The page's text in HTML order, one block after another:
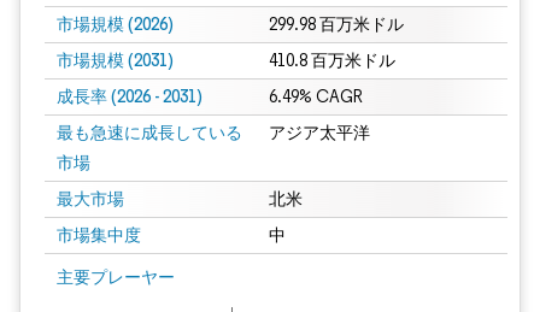
市場規模 (2026) 299.98 百万米ドル
市場規模 (2031) 410.8 百万米ドル
成長率 (2026 - 2031) 6.49% CAGR
最も急速に成長している
市場
アジア太平洋
最大市場 北米
市場集中度 中
主要プレーヤー
画像 © Mordor Intelligence。再利用にはCC BY 4.0の表示が必要です。